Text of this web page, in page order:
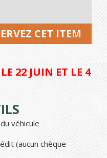
CET ITEM
22 JUIN ET LE 4
véhicule
(aucun chèque